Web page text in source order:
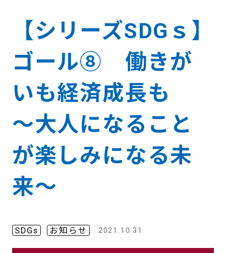
【シリーズSDGｓ】
ゴール⑧ 働きが
いも経済成長も
～大人になること
が楽しみになる未
来～
SDGs お知らせ 2021.10.31